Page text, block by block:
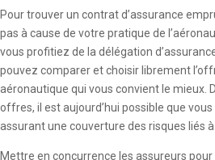
Pour trouver un contrat d’assurance
pas à cause de votre pratique de
vous profitiez de la délégation
pouvez comparer et choisir librement
aéronautique qui vous convient le mieux.
offres, il est aujourd’hui possible que
assurant une couverture des risques liés
Mettre en concurrence les assureurs